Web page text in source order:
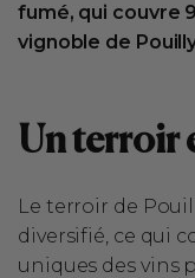
fumé, qui couvre
vignoble de
Un terroir
Le terroir de
diversifié, ce qui
uniques des vins